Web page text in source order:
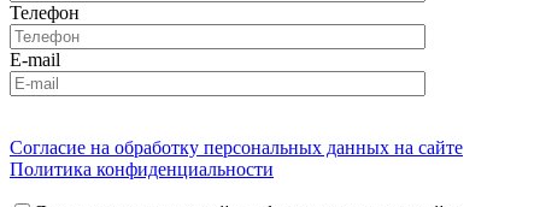
Телефон
E-mail
Согласие на обработку персональных данных на сайте
Политика конфиденциальности